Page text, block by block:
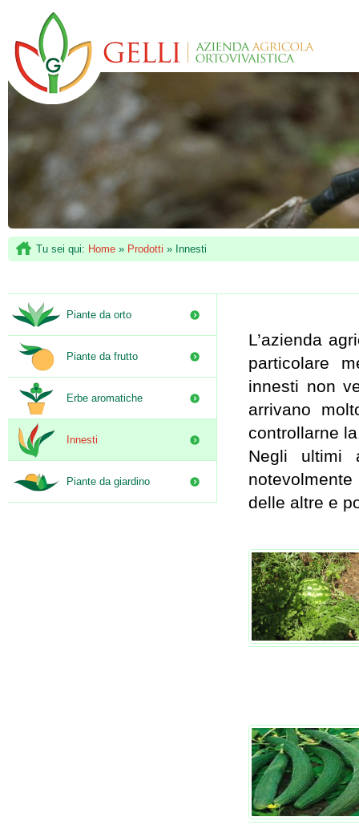
Tu sei qui: Home » Prodotti » Innesti
L’azienda
particolare
innesti non
arrivano
controllarne
Negli ultimi
delle altre e
Piante da orto
Piante da frutto
Erbe aromatiche
Innesti
Piante da giardino